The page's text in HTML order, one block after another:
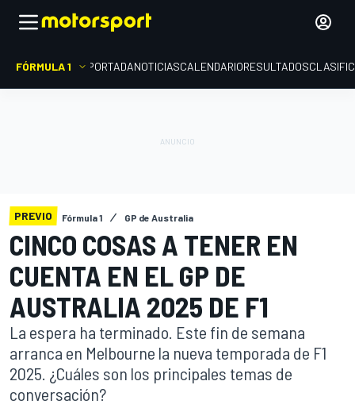
FÓRMULA 1 PORTADANOTICIASCALENDARIORESULTADOS
PREVIO Fórmula 1 GP de Australia
CINCO COSAS A TENER EN
CUENTA EN EL GP DE
AUSTRALIA 2025 DE F1
La espera ha terminado. Este fin de semana
arranca en Melbourne la nueva temporada de F1
2025. ¿Cuáles son los principales temas de
conversación?